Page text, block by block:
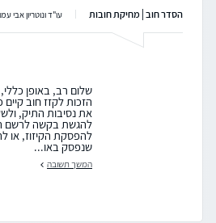
הסדר חוב | מחיקת חובות עו"ד ונוטריון אבי
שלום רב, באופן
הזכות לקזז חוב
את נסיבות התיק,
להגשת בקשה לרשם
להפסקת הקיזוז, או
שנפסק באו...
המשך תשובה